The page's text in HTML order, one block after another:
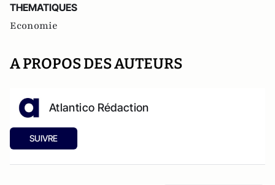
THEMATIQUES
Economie
A PROPOS DES AUTEURS
Atlantico Rédaction
SUIVRE